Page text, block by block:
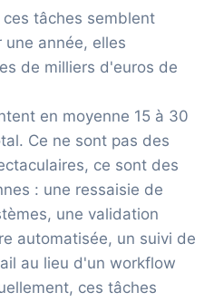
tâches semblent
une année, elles
de milliers d'euros de
en moyenne 15 à 30
Ce ne sont pas des
ce sont des
: une ressaisie de
une validation
automatisée, un suivi de
au lieu d'un workflow
ces tâches